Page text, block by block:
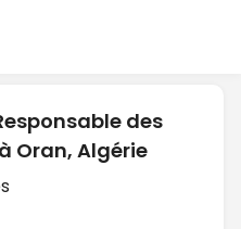
des
Oran, Algérie